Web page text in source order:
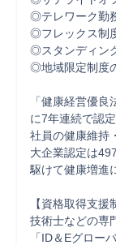
◎テレワーク勤
◎フレックス制
◎スタンディン
◎地域限定制度
「健康経営優
に7年連続で認定
社員の健康維持
大企業認定は
駆けて健康増進
【資格取得支援
技術士などの専
「ID＆Eグロー